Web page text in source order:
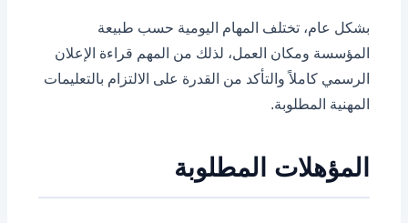
بشكل عام، تختلف المهام اليومية حسب طبيعة
المؤسسة ومكان العمل، لذلك من المهم قراءة الإعلان
الرسمي كاملاً والتأكد من القدرة على الالتزام بالتعليمات
المهنية المطلوبة.
المؤهلات المطلوبة